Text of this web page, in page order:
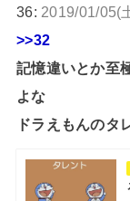
36: 2019/01/05(
>>32
記憶違いとか至
よな
ドラえもんのタ